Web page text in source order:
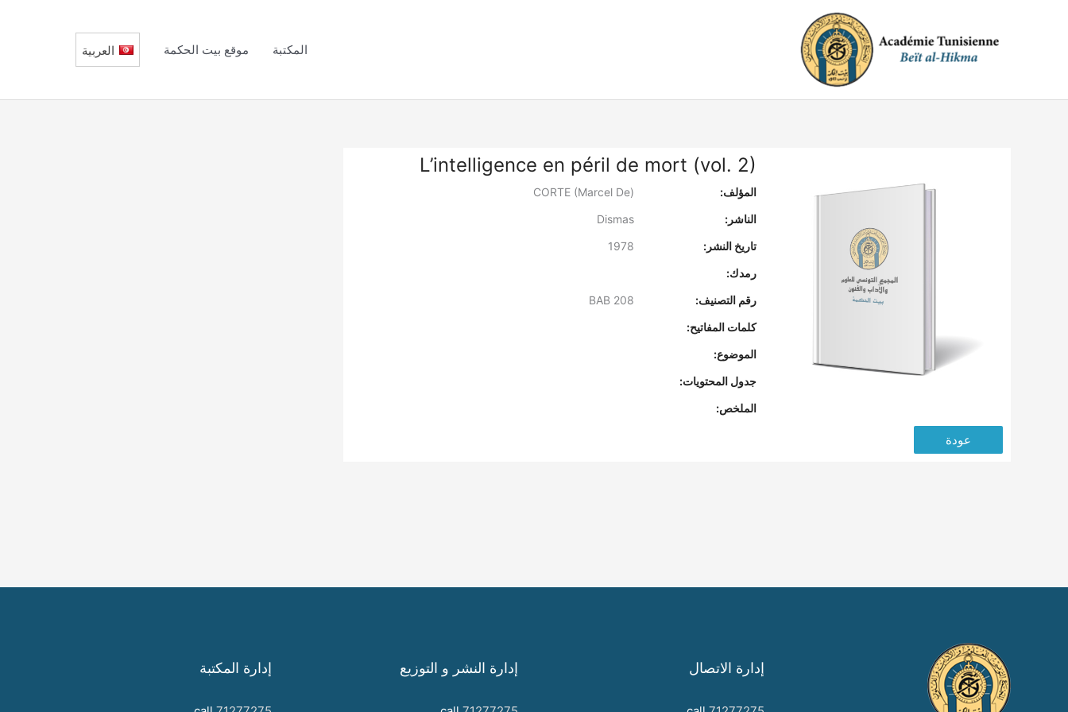
المكتبة موقع بيت الحكمة العربية
L’intelligence en péril de mort (vol. 2)
المؤلف:
الناشر:
تاريخ النشر:
رمدك:
رقم التصنيف:
كلمات المفاتيح:
الموضوع:
جدول المحتويات:
الملخص:
عودة
إدارة الاتصال إدارة النشر و التوزيع إدارة المكتبة